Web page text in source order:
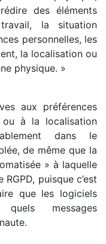
des éléments
la situation
personnelles, les
la localisation ou
physique. »
aux préférences
ou à la localisation
dans le
de même que la
» à laquelle
puisque c’est
que les logiciels
quels messages